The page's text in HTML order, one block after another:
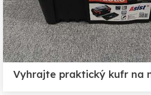
Vyhrajte praktický kufr na